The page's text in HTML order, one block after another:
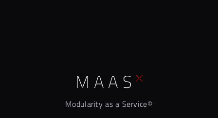
MAAS
Modularity as a Service©